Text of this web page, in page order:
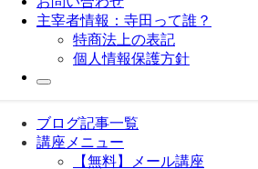
主宰者情報：寺田って誰？
特商法上の表記
個人情報保護方針
ブログ記事一覧
講座メニュー
【無料】メール講座